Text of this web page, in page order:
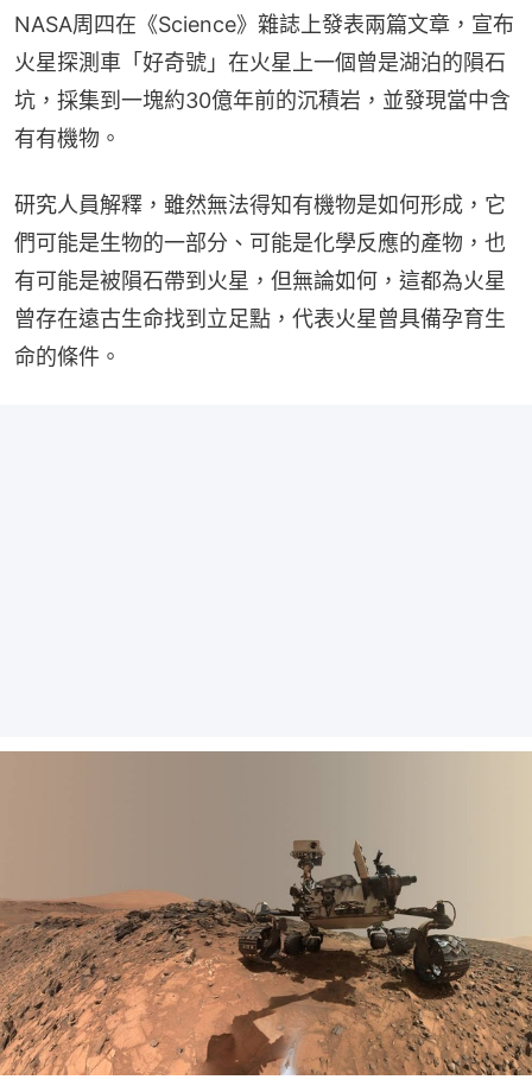
NASA周四在《Science》雜誌上發表兩篇文章，宣布
火星探測車「好奇號」在火星上一個曾是湖泊的隕石
坑，採集到一塊約30億年前的沉積岩，並發現當中含
有有機物。
研究人員解釋，雖然無法得知有機物是如何形成，它
們可能是生物的一部分、可能是化學反應的產物，也
有可能是被隕石帶到火星，但無論如何，這都為火星
曾存在遠古生命找到立足點，代表火星曾具備孕育生
命的條件。